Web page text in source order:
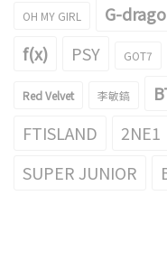
OH MY GIRL G-
f(x) PSY GOT7
Red Velvet 李敏鎬
FTISLAND
2NE1
SUPER JUNIOR